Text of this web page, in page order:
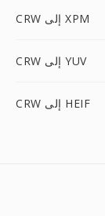
CRW إلى XPM
CRW إلى YUV
CRW إلى HEIF